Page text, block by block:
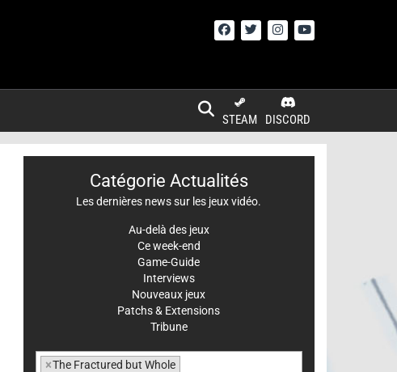
DISCORD
STEAM
Catégorie Actualités
Les dernières news sur les jeux vidéo.
Au-delà des jeux
Ce week-end
Game-Guide
Interviews
Nouveaux jeux
Patchs & Extensions
Tribune
×The Fractured but Whole